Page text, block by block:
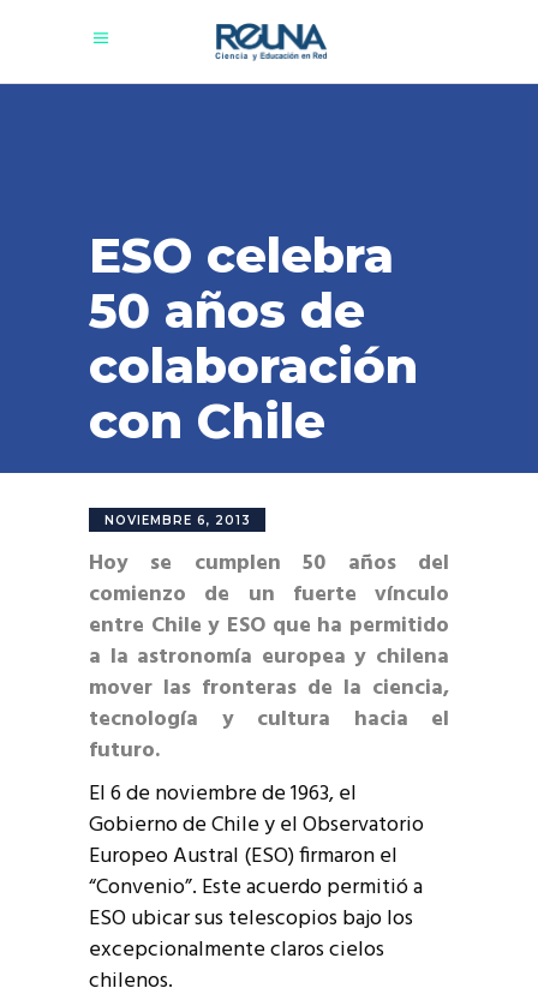
ESO celebra
50 años de
colaboración
con Chile
NOVIEMBRE 6, 2013
Hoy se cumplen 50 años del
comienzo de un fuerte vínculo
entre Chile y ESO que ha permitido
a la astronomía europea y chilena
mover las fronteras de la ciencia,
tecnología y cultura hacia el
futuro.
El 6 de noviembre de 1963, el
Gobierno de Chile y el Observatorio
Europeo Austral (ESO) firmaron el
“Convenio”. Este acuerdo permitió a
ESO ubicar sus telescopios bajo los
excepcionalmente claros cielos
chilenos.